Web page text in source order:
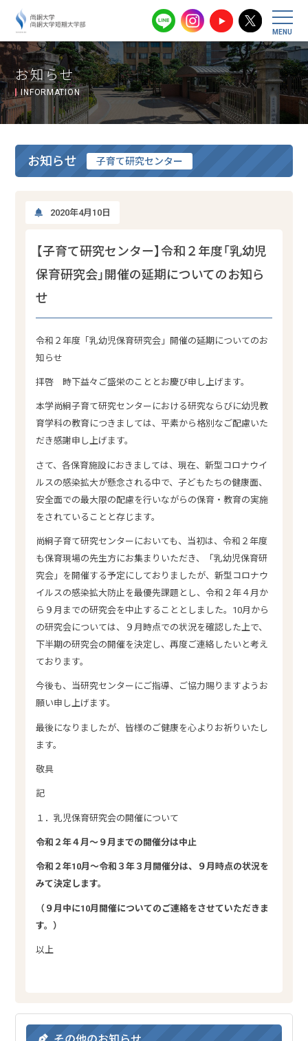
尚絅大学・尚
お知らせ
INFORMATION
お知らせ 子育て研究センター
2020年4月10日
【子育て研究センター】令和２年度「乳幼児
保育研究会」開催の延期についてのお知ら
せ
令和２年度「乳幼児保育研究会」開催の延期についてのお
知らせ
拝啓 時下益々ご盛栄のこととお慶び申し上げます。
本学尚絅子育て研究センターにおける研究ならびに幼児教
育学科の教育につきましては、平素から格別なご配慮いた
だき感謝申し上げます。
さて、各保育施設におきましては、現在、新型コロナウイ
ルスの感染拡大が懸念される中で、子どもたちの健康面、
安全面での最大限の配慮を行いながらの保育・教育の実施
をされていることと存じます。
尚絅子育て研究センターにおいても、当初は、令和２年度
も保育現場の先生方にお集まりいただき、「乳幼児保育研
究会」を開催する予定にしておりましたが、新型コロナウ
イルスの感染拡大防止を最優先課題とし、令和２年４月か
ら９月までの研究会を中止することとしました。10月から
の研究会については、９月時点での状況を確認した上で、
下半期の研究会の開催を決定し、再度ご連絡したいと考え
ております。
今後も、当研究センターにご指導、ご協力賜りますようお
願い申し上げます。
最後になりましたが、皆様のご健康を心よりお祈りいたし
ます。
敬具
記
１．乳児保育研究会の開催について
令和２年４月～９月までの開催分は中止
令和２年10月～令和３年３月開催分は、９月時点の状況を
みて決定します。
（９月中に10月開催についてのご連絡をさせていただきま
す。）
以上